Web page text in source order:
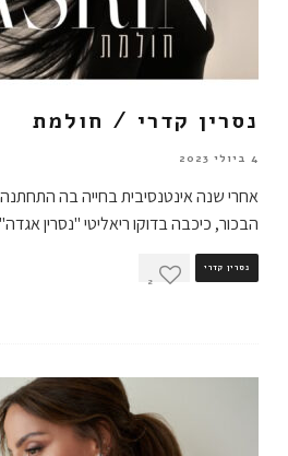
נסרין קדרי / חולמת
4 ביולי 2023
אחרי שנה אינטנסיבית בחייה בה
הבכור, כיכבה בדוקו ריאליטי "נסרין
נסרין קדרי
2